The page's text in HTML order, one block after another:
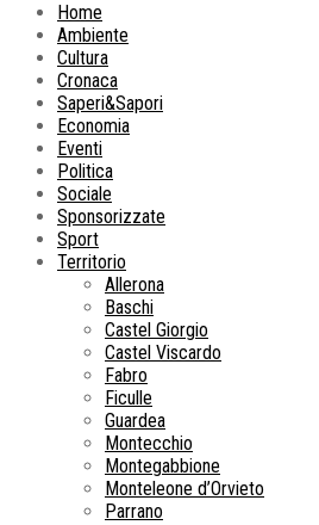
Home
Ambiente
Cultura
Cronaca
Saperi&Sapori
Economia
Eventi
Politica
Sociale
Sponsorizzate
Sport
Territorio
Allerona
Baschi
Castel Giorgio
Castel Viscardo
Fabro
Ficulle
Guardea
Montecchio
Montegabbione
Monteleone d’Orvieto
Parrano